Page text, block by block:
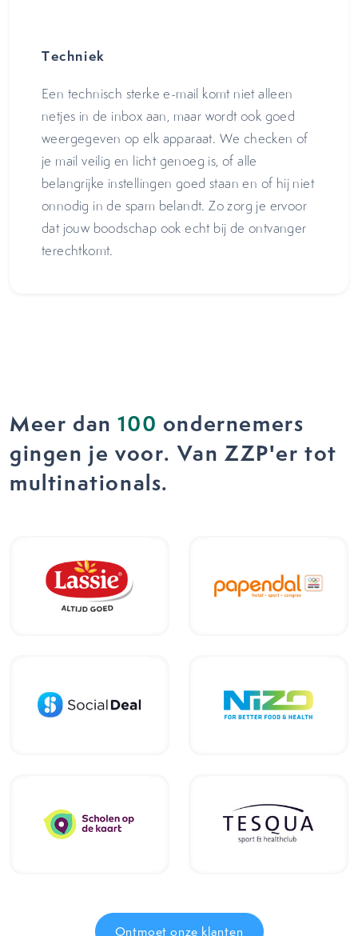
Techniek
Een technisch sterke e-mail komt niet alleen
netjes in de inbox aan, maar wordt ook goed
weergegeven op elk apparaat. We checken of
je mail veilig en licht genoeg is, of alle
belangrijke instellingen goed staan en of hij niet
onnodig in de spam belandt. Zo zorg je ervoor
dat jouw boodschap ook echt bij de ontvanger
terechtkomt.
Meer dan100 ondernemers
gingen je voor. Van ZZP'er tot
multinationals.
Ontmoet onze klanten